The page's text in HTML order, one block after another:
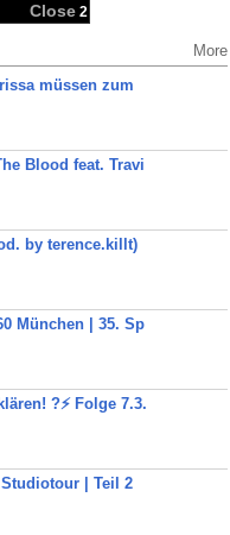
Close 2
More
müssen zum
Blood feat. Travi
by terence.killt)
München | 35. Sp
?⚡️ Folge 7.3.
| Teil 2